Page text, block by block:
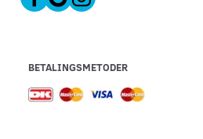
BETALINGSMETODER